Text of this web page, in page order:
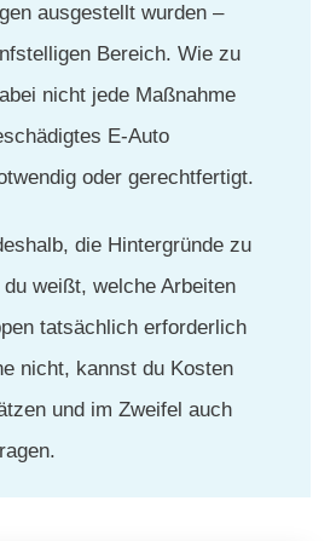
ausgestellt wurden –
Bereich. Wie zu
nicht jede Maßnahme
E-Auto
oder gerechtfertigt.
die Hintergründe zu
weißt, welche Arbeiten
tatsächlich erforderlich
nicht, kannst du Kosten
und im Zweifel auch